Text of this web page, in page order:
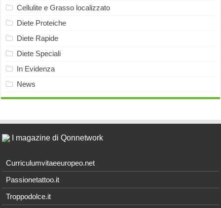
Cellulite e Grasso localizzato
Diete Proteiche
Diete Rapide
Diete Speciali
In Evidenza
News
I magazine di Qonnetwork
Curriculumvitaeeuropeo.net
Passionetattoo.it
Troppodolce.it